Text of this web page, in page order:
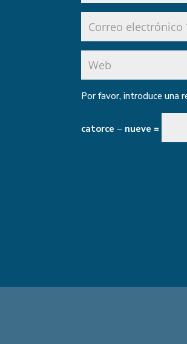
Por favor, introduce una
catorce − nueve =